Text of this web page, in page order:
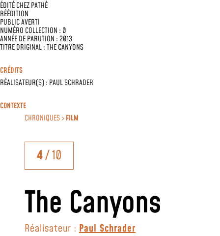
ÉDITÉ CHEZPATHÉ
RÉÉDITION
PUBLIC AVERTI
NUMÉRO COLLECTION : 0
ANNÉE DE PARUTION : 2013
TITRE ORIGINAL : THE CANYONS
CRÉDITS
RÉALISATEUR(S) : PAUL SCHRADER
CONTEXTE
CHRONIQUES >FILM
4/ 10
The Canyons
Réalisateur : Paul Schrader